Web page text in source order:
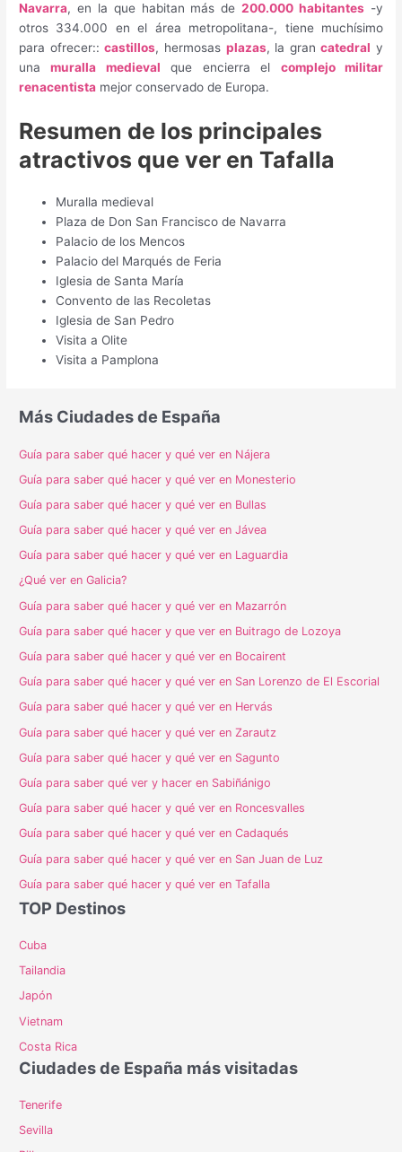
Navarra, en la que habitan más de200.000 habitantes -y
otros 334.000 en el área metropolitana-, tiene muchísimo
para ofrecer::castillos, hermosas plazas, la grancatedral y
unamuralla medieval que encierra el complejo militar
renacentista mejor conservado de Europa.
Resumen de los principales
atractivos que ver en Tafalla
Muralla medieval
Plaza de Don San Francisco de Navarra
Palacio de los Mencos
Palacio del Marqués de Feria
Iglesia de Santa María
Convento de las Recoletas
Iglesia de San Pedro
Visita a Olite
Visita a Pamplona
Más Ciudades de España
Guía para saber qué hacer y qué ver en Nájera
Guía para saber qué hacer y qué ver en Monesterio
Guía para saber qué hacer y qué ver en Bullas
Guía para saber qué hacer y qué ver en Jávea
Guía para saber qué hacer y qué ver en Laguardia
¿Qué ver en Galicia?
Guía para saber qué hacer y qué ver en Mazarrón
Guía para saber qué hacer y que ver en Buitrago de Lozoya
Guía para saber qué hacer y qué ver en Bocairent
Guía para saber qué hacer y qué ver en San Lorenzo de El Escorial
Guía para saber qué hacer y qué ver en Hervás
Guía para saber qué hacer y qué ver en Zarautz
Guía para saber qué hacer y qué ver en Sagunto
Guía para saber qué ver y hacer en Sabiñánigo
Guía para saber qué hacer y qué ver en Roncesvalles
Guía para saber qué hacer y qué ver en Cadaqués
Guía para saber qué hacer y qué ver en San Juan de Luz
Guía para saber qué hacer y qué ver en Tafalla
TOP Destinos
Cuba
Tailandia
Japón
Vietnam
Costa Rica
Ciudades de España más visitadas
Tenerife
Sevilla